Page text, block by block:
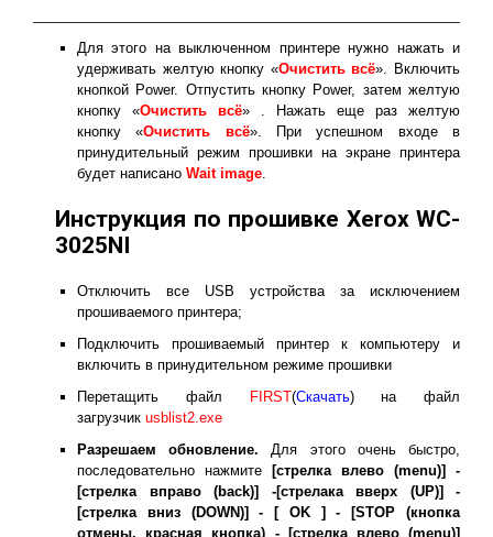
Для этого на выключенном принтере нужно нажать и
удерживать желтую кнопку «Очистить всё». Включить
кнопкой Power. Отпустить кнопку Power, затем желтую
кнопку «Очистить всё» . Нажать еще раз желтую
кнопку «Очистить всё». При успешном входе в
принудительный режим прошивки на экране принтера
будет написано Wait image.
Инструкция по прошивке Xerox WC-
3025NI
Отключить все USB устройства за исключением
прошиваемого принтера;
Подключить прошиваемый принтер к компьютеру и
включить в принудительном режиме прошивки
Перетащить файл
FIRST(Скачать)на файл
загрузчик usblist2.exe
Разрешаем обновление.Для этого очень быстро,
последовательно нажмите
[стрелка влево (menu)] -
[стрелка вправо (back)] -[cтрелака вверх (UP)] -
[стрелка вниз (DOWN)] - [ OK ] - [STOP (кнопка
отмены, красная кнопка) - [стрелка влево (menu)]